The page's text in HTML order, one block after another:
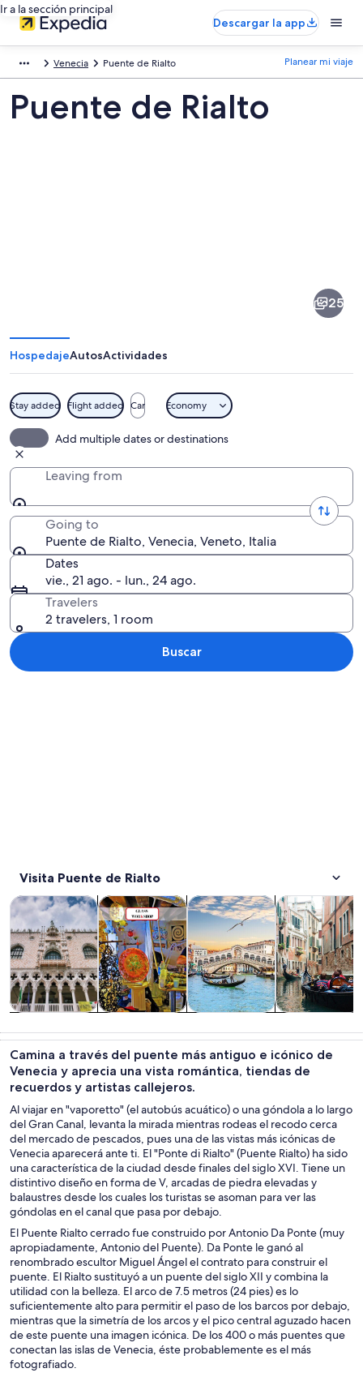
Ir a la sección principal
Descargar la app
Venecia Puente de Rialto Planear mi viaje
Puente de Rialto
Rialto
25
HospedajeAutosActividades
Stay added Flight added Car Economy
Add multiple dates or destinations
Leaving from
Going to
Puente de Rialto, Venecia, Veneto, Italia
Dates
vie., 21 ago. - lun., 24 ago.
Travelers
2 travelers, 1 room
Buscar
Visita Puente de Rialto
excursiones de
un día
Tours y excursiones de un díaSe abrirá en una nueva pestaña
historia
Cultura e historiaSe abrirá en una nueva
y
personalizados
Tours privados y
acuáticos y
cruceros
Tours
Camina a través del puente más antiguo e icónico de
Venecia y aprecia una vista romántica, tiendas de
recuerdos y artistas callejeros.
Al viajar en "vaporetto" (el autobús acuático) o una góndola a lo largo
del Gran Canal, levanta la mirada mientras rodeas el recodo cerca
del mercado de pescados, pues una de las vistas más icónicas de
Venecia aparecerá ante ti. El "Ponte di Rialto" (Puente Rialto) ha sido
una característica de la ciudad desde finales del siglo XVI. Tiene un
distintivo diseño en forma de V, arcadas de piedra elevadas y
balaustres desde los cuales los turistas se asoman para ver las
góndolas en el canal que pasa por debajo.
El Puente Rialto cerrado fue construido por Antonio Da Ponte (muy
apropiadamente, Antonio del Puente). Da Ponte le ganó al
renombrado escultor Miguel Ángel el contrato para construir el
puente. El Rialto sustituyó a un puente del siglo XII y combina la
utilidad con la belleza. El arco de 7.5 metros (24 pies) es lo
suficientemente alto para permitir el paso de los barcos por debajo,
mientras que la simetría de los arcos y el pico central aguzado hacen
de este puente una imagen icónica. De los 400 o más puentes que
conectan las islas de Venecia, éste probablemente es el más
fotografiado.